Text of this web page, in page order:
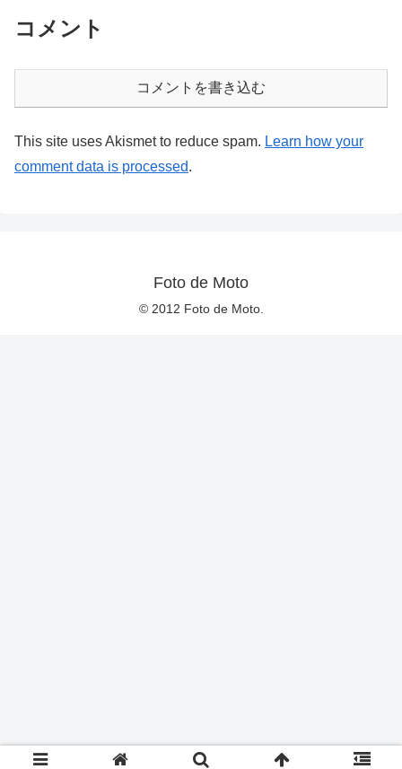
コメント
コメントを書き込む
This site uses Akismet to reduce spam. Learn how your
comment data is processed.
Foto de Moto
© 2012 Foto de Moto.